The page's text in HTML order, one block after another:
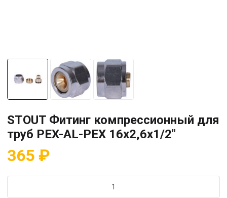
STOUT Фитинг компрессионный для
труб PEX-AL-PEX 16х2,6х1/2″
365 ₽